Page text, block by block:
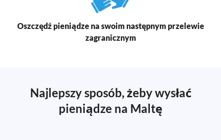
Oszczędź pieniądze na swoim następnym przelewie
zagranicznym
Najlepszy sposób, żeby wysłać
pieniądze na Maltę